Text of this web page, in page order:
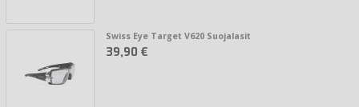
Swiss Eye Target V620 Suojalasit
39,90 €